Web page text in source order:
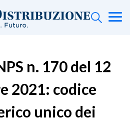
n. 170 del 12
2021: codice
unico dei